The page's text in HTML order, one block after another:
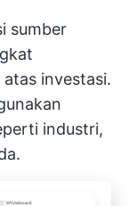
sumber
investasi.
industri,